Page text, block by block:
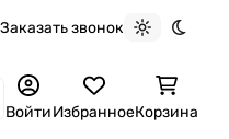
Заказать звонок
Светлая
ВойтиИзбранноеКорзина